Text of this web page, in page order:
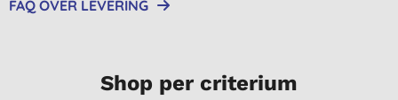
FAQ OVER LEVERING
Shop per criterium